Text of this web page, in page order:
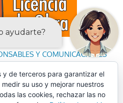
Y COMUNICACIONES
y de terceros para garantizar el
su uso y mejorar nuestros
las cookies, rechazar las no